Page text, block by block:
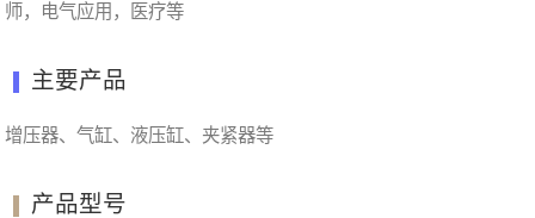
师，电气应用，医疗等
主要产品
增压器、气缸、液压缸、夹紧器等
产品型号